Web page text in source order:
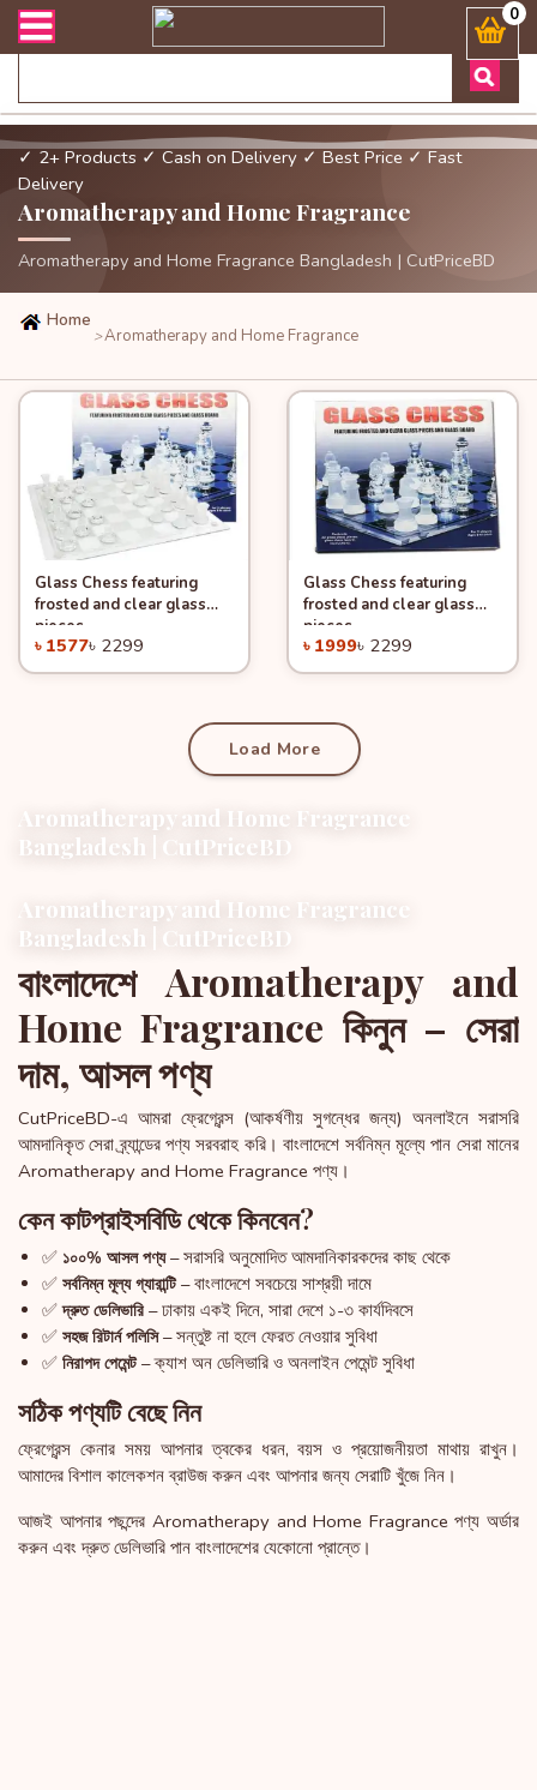
এবং ডেলিভারী সংক্রান্ত যেকোনো জিজ্ঞাসায় কল করুনঃ ( Whatsapp ) 0
✓ 2+ Products ✓ Cash on Delivery ✓ Best Price ✓ Fast
Delivery
Aromatherapy and Home Fragrance
Aromatherapy and Home Fragrance Bangladesh | CutPriceBD
Home
>Aromatherapy and Home Fragrance
Quick ViewAdd to Cart
-31%
Glass Chess featuring
frosted and clear glass
pieces
৳ 1577৳ 2299
Quick ViewAdd to Cart
-13%
Glass Chess featuring
frosted and clear glass
pieces
৳ 1999৳ 2299
Load More
Aromatherapy and Home Fragrance
Bangladesh | CutPriceBD
Aromatherapy and Home Fragrance
Bangladesh | CutPriceBD
বাংলাদেশে Aromatherapy and
Home Fragrance কিনুন – সেরা
দাম, আসল পণ্য
CutPriceBD-এ আমরা ফ্রেগ্রেন্স (আকর্ষণীয় সুগন্ধের জন্য) অনলাইনে সরাসরি
আমদানিকৃত সেরা ব্র্যান্ডের পণ্য সরবরাহ করি। বাংলাদেশে সর্বনিম্ন মূল্যে পান সেরা মানের
Aromatherapy and Home Fragrance পণ্য।
কেন কাটপ্রাইসবিডি থেকে কিনবেন?
✅ ১০০% আসল পণ্য– সরাসরি অনুমোদিত আমদানিকারকদের কাছ থেকে
✅ সর্বনিম্ন মূল্য গ্যারান্টি– বাংলাদেশে সবচেয়ে সাশ্রয়ী দামে
✅দ্রুত ডেলিভারি – ঢাকায় একই দিনে, সারা দেশে ১-৩ কার্যদিবসে
✅ সহজ রিটার্ন পলিসি– সন্তুষ্ট না হলে ফেরত নেওয়ার সুবিধা
✅ নিরাপদ পেমেন্ট– ক্যাশ অন ডেলিভারি ও অনলাইন পেমেন্ট সুবিধা
সঠিক পণ্যটি বেছে নিন
ফ্রেগ্রেন্স কেনার সময় আপনার ত্বকের ধরন, বয়স ও প্রয়োজনীয়তা মাথায় রাখুন।
আমাদের বিশাল কালেকশন ব্রাউজ করুন এবং আপনার জন্য সেরাটি খুঁজে নিন।
আজই আপনার পছন্দের Aromatherapy and Home Fragrance পণ্য অর্ডার
করুন এবং দ্রুত ডেলিভারি পান বাংলাদেশের যেকোনো প্রান্তে।